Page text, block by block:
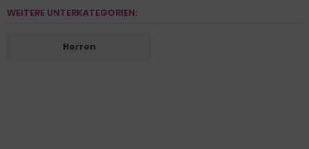
WEITERE UNTERKATEGORIEN:
Herren